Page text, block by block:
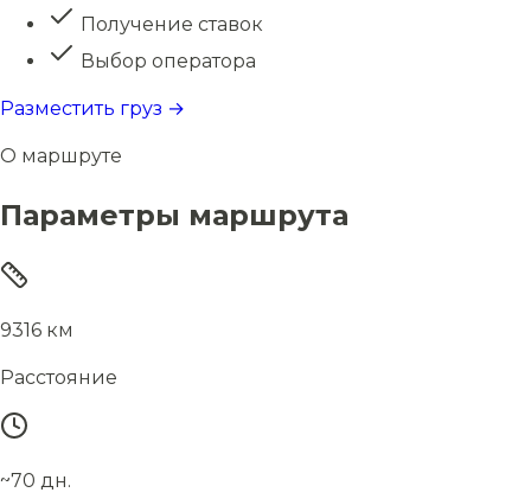
Получение ставок
Выбор оператора
Разместить груз →
О маршруте
Параметры маршрута
9316 км
Расстояние
~70 дн.